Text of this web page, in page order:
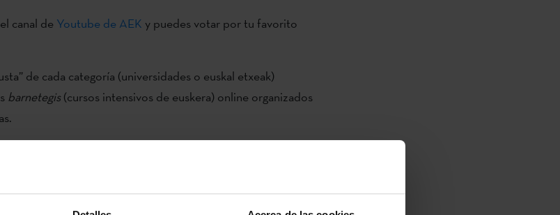
canal de Youtube de AEK y puedes votar por tu favorito
de cada categoría (universidades o euskal etxeak)
barnetegis(cursos intensivos de euskera) online organizados
la red de euskal etxeak: barnetegi online organizado por